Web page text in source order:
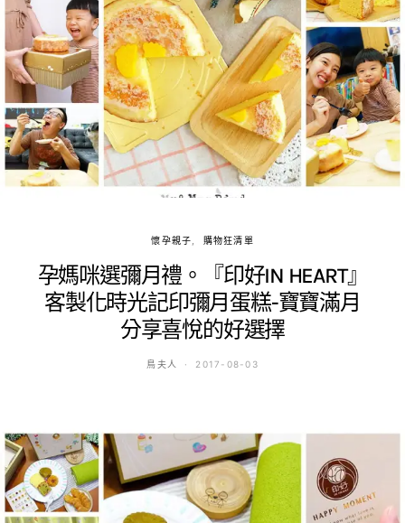
懷孕親子 購物狂清單
孕媽咪選彌月禮。『印好IN HEART』
客製化時光記印彌月蛋糕-寶寶滿月
分享喜悅的好選擇
鳥夫人 2017-08-03